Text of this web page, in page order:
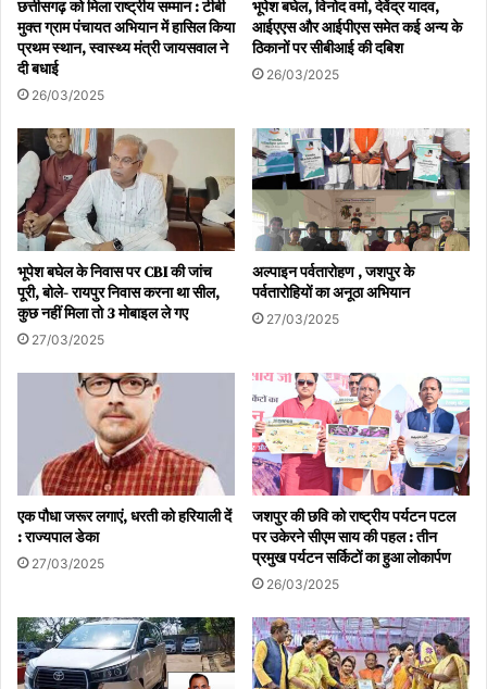
छत्तीसगढ़ को मिला राष्ट्रीय सम्मान : टीबी
मुक्त ग्राम पंचायत अभियान में हासिल किया
प्रथम स्थान, स्वास्थ्य मंत्री जायसवाल ने
दी बधाई
26/03/2025
भूपेश बघेल, विनोद वर्मा, देवेंद्र यादव,
आईएएस और आईपीएस समेत कई अन्य के
ठिकानों पर सीबीआई की दबिश
26/03/2025
भूपेश बघेल के निवास पर CBI की जांच
पूरी, बोले- रायपुर निवास करना था सील,
कुछ नहीं मिला तो 3 मोबाइल ले गए
27/03/2025
अल्पाइन पर्वतारोहण , जशपुर के
पर्वतारोहियों का अनूठा अभियान
27/03/2025
एक पौधा जरूर लगाएं, धरती को हरियाली दें
: राज्यपाल डेका
27/03/2025
जशपुर की छवि को राष्ट्रीय पर्यटन पटल
पर उकेरने सीएम साय की पहल : तीन
प्रमुख पर्यटन सर्किटों का हुआ लोकार्पण
26/03/2025